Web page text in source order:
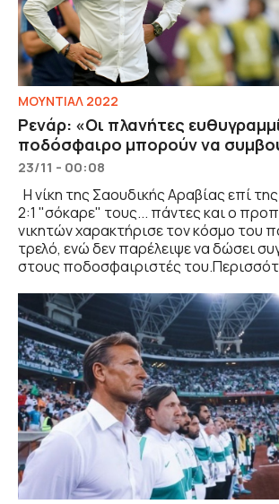
ΜΟΥΝΤΙΑΛ 2022
Ρενάρ: «Οι πλανήτες
ποδόσφαιρο μπορούν να
23/11 - 00:08
Η νίκη της Σαουδικής Αραβίας επί
2:1 "σόκαρε" τους... πάντες και ο
νικητών χαρακτήρισε τον κόσμο του
τρελό, ενώ δεν παρέλειψε να δώσει
στους ποδοσφαιριστές